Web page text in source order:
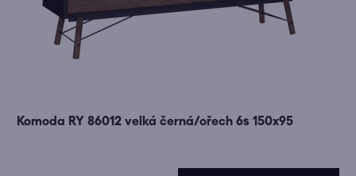
Komoda RY 86012 velká černá/ořech 6s 150x95